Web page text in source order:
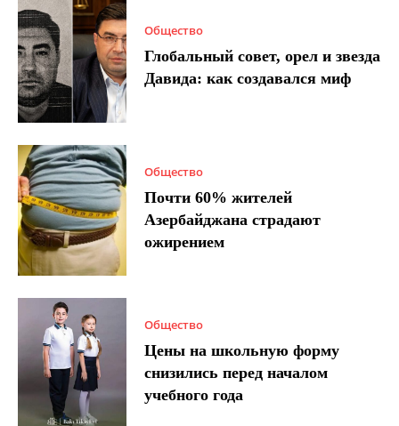
Общество
Глобальный совет, орел и звезда
Давида: как создавался миф
Общество
Почти 60% жителей
Азербайджана страдают
ожирением
Общество
Цены на школьную форму
снизились перед началом
учебного года